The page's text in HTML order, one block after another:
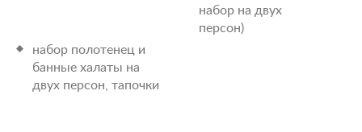
набор на двух
персон)
набор полотенец и
банные халаты на
двух персон, тапочки